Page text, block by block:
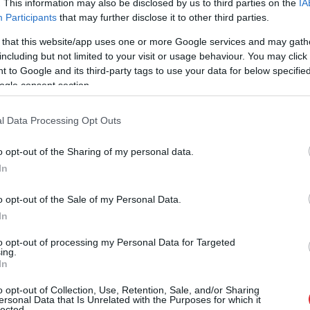
This information may also be disclosed by us to third parties on the
Participants that may further disclose it to other third parties.
that this website/app uses one or more Google services and may
but not limited to your visit or usage behaviour. You may
to Google and its third-party tags to use your data for below
consent section.
Data Processing Opt Outs
opt-out of the Sharing of my personal data.
opt-out of the Sale of my Personal Data.
opt-out of processing my Personal Data for Targeted
opt-out of Collection, Use, Retention, Sale, and/or Sharing
Data that Is Unrelated with the Purposes for which it
tika noliegta, vairākas augsta līmeņa
bija paredzēta piekļuve informācijai par
nosaka, kā ASV rīkotos iespējamā karā ar
jo viņš nav ne militārās nozares
aizsardzības jomā. Tomēr, ņemot vērā
grupā DOGE, tiek uzskatīts, ka viņš vēlas
un sistēmu efektivitāti.